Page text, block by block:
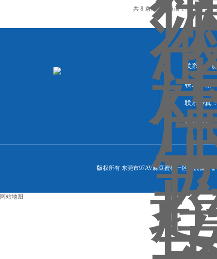
共 8 条记录，当前 1 / 1 页
联系人
联系邮箱
联系传真
联系地址
版权所有 东莞市97AV麻豆蜜桃一区二机械设备有
网站地图